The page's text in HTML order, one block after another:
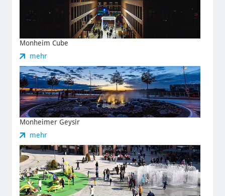
Monheim Cube
mehrzu
Monheim
Cube
Monheimer Geysir
mehrzu
Monheimer
Geysir